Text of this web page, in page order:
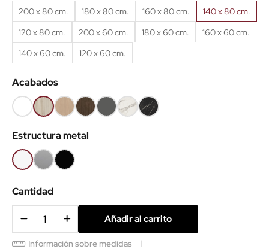
200 x 80 cm. 180 x 80 cm. 160 x 80 cm.
140 x 80 cm.
120 x 80 cm.
200 x 60 cm. 180 x 60 cm.
160 x 60 cm.
140 x 60 cm.
120 x 60 cm.
Acabados
Blanco
68
Haya
52
Roble
60
Castaño
53
Gris
grafito
Mármol
blanco
Mármol
negro
Estructura metal
BlancoGris
aluminio
Negro
Cantidad
Añadir al carrito
Información sobre medidas